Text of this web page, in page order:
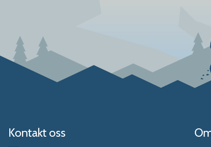
Kontakt oss